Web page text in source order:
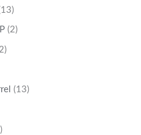
(2)
(13)